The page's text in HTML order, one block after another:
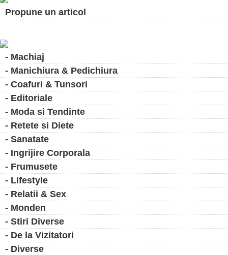
Propune un articol
- Machiaj
- Manichiura & Pedichiura
- Coafuri & Tunsori
- Editoriale
- Moda si Tendinte
- Retete si Diete
- Sanatate
- Ingrijire Corporala
- Frumusete
- Lifestyle
- Relatii & Sex
- Monden
- Stiri Diverse
- De la Vizitatori
- Diverse